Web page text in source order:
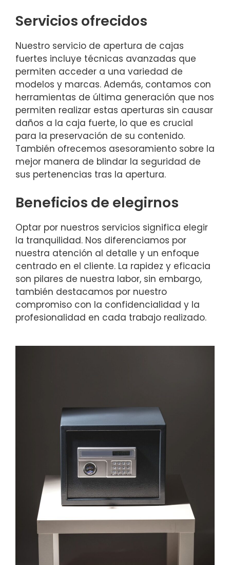
Servicios ofrecidos
Nuestro servicio de apertura de cajas
fuertes incluye técnicas avanzadas que
permiten acceder a una variedad de
modelos y marcas. Además, contamos con
herramientas de última generación que nos
permiten realizar estas aperturas sin causar
daños a la caja fuerte, lo que es crucial
para la preservación de su contenido.
También ofrecemos asesoramiento sobre la
mejor manera de blindar la seguridad de
sus pertenencias tras la apertura.
Beneficios de elegirnos
Optar por nuestros servicios significa elegir
la tranquilidad. Nos diferenciamos por
nuestra atención al detalle y un enfoque
centrado en el cliente. La rapidez y eficacia
son pilares de nuestra labor, sin embargo,
también destacamos por nuestro
compromiso con la confidencialidad y la
profesionalidad en cada trabajo realizado.